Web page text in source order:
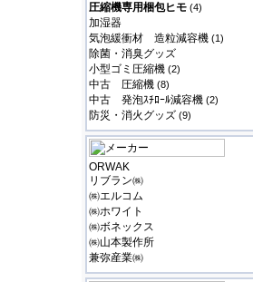
圧縮機専用梱包ヒモ (4)
加湿器
気泡緩衝材 造粒減容機 (1)
除菌・消臭グッズ
小型ゴミ圧縮機 (2)
中古 圧縮機 (8)
中古 発泡ｽﾁﾛｰﾙ減容機 (2)
防災・消火グッズ (9)
ORWAK
リブラン㈱
㈱エルコム
㈱ホワイト
㈱ボネックス
㈱山本製作所
兼弥産業㈱